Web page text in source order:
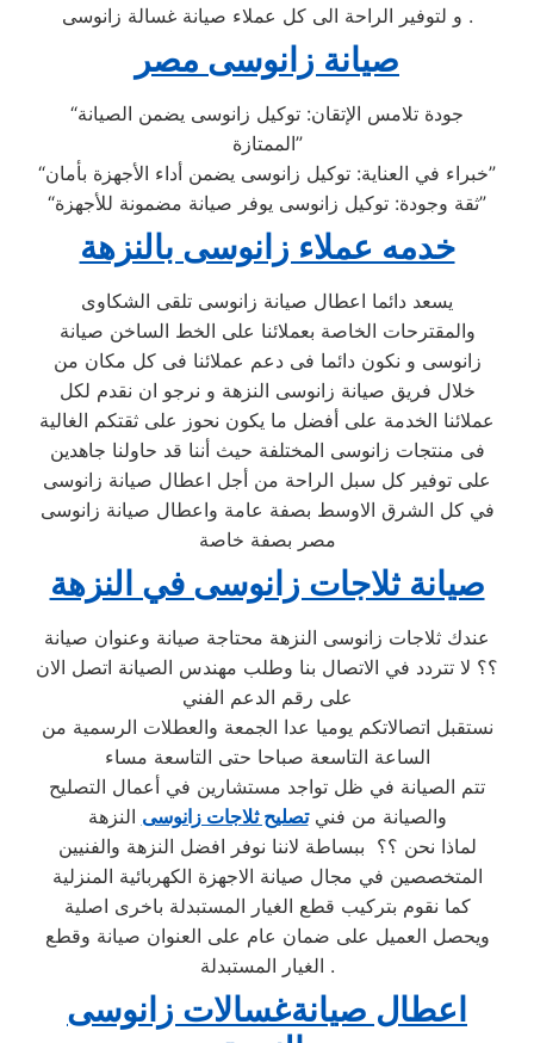
و لتوفير الراحة الى كل عملاء صيانة غسالة زانوسى .
صيانة زانوسى مصر
“جودة تلامس الإتقان: توكيل زانوسى يضمن الصيانة
الممتازة”
“خبراء في العناية: توكيل زانوسى يضمن أداء الأجهزة بأمان”
“ثقة وجودة: توكيل زانوسى يوفر صيانة مضمونة للأجهزة”
خدمه عملاء زانوسى بالنزهة
يسعد دائما اعطال صيانة زانوسى تلقى الشكاوى
والمقترحات الخاصة بعملائنا على الخط الساخن صيانة
زانوسى و نكون دائما فى دعم عملائنا فى كل مكان من
خلال فريق صيانة زانوسى النزهة و نرجو ان نقدم لكل
عملائنا الخدمة على أفضل ما يكون نحوز على ثقتكم الغالية
فى منتجات زانوسى المختلفة حيث أننا قد حاولنا جاهدين
على توفير كل سبل الراحة من أجل اعطال صيانة زانوسى
في كل الشرق الاوسط بصفة عامة واعطال صيانة زانوسى
مصر بصفة خاصة
صيانة ثلاجات زانوسى في النزهة
عندك ثلاجات زانوسى النزهة محتاجة صيانة وعنوان صيانة
؟؟ لا تتردد في الاتصال بنا وطلب مهندس الصيانة اتصل الان
على رقم الدعم الفني
نستقبل اتصالاتكم يوميا عدا الجمعة والعطلات الرسمية من
الساعة التاسعة صباحا حتى التاسعة مساء
تتم الصيانة في ظل تواجد مستشارين في أعمال التصليح
والصيانة من فنيتصليح ثلاجات زانوسى النزهة
لماذا نحن ؟؟ ببساطة لاننا نوفر افضل النزهة والفنيين
المتخصصين في مجال صيانة الاجهزة الكهربائية المنزلية
كما نقوم بتركيب قطع الغيار المستبدلة باخرى اصلية
ويحصل العميل على ضمان عام على العنوان صيانة وقطع
الغيار المستبدلة .
اعطال صيانةغسالات زانوسى